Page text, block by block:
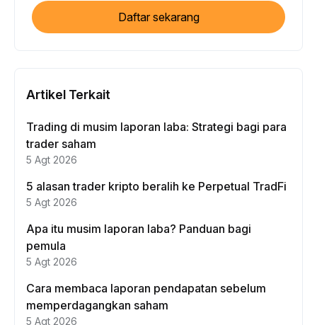
Daftar sekarang
Artikel Terkait
Trading di musim laporan laba: Strategi bagi para
trader saham
5 Agt 2026
5 alasan trader kripto beralih ke Perpetual TradFi
5 Agt 2026
Apa itu musim laporan laba? Panduan bagi
pemula
5 Agt 2026
Cara membaca laporan pendapatan sebelum
memperdagangkan saham
5 Agt 2026